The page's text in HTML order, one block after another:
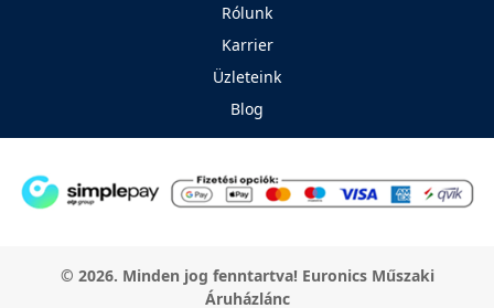
Rólunk
Karrier
Üzleteink
Blog
© 2026. Minden jog fenntartva! Euronics Műszaki
Áruházlánc